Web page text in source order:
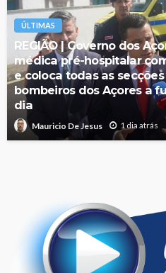
ÚLTIMAS
REGIÃO | Governo dos
médica pré-hospitalar
e coloca todas as
bombeiros dos Açores a
dia
Mauricio De Jesus 1 dia atrás